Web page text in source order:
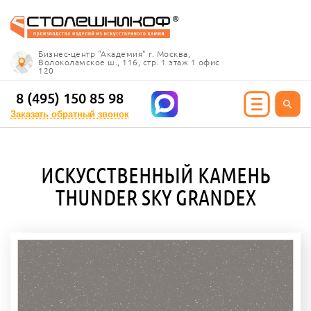
Бизнес-центр "Академия" г. Москва,
Волоколамское ш., 116, стр. 1 этаж 1 офис
120
8 (495) 150 85 98
Заказать обратный звонок
Info@stoleshnikof.ru
8 (495) 150 85 98
Заказать обратный
для кухни
столешницы
под дерево
под мрамор
ИСКУССТВЕННЫЙ КАМЕНЬ
THUNDER SKY GRANDEX